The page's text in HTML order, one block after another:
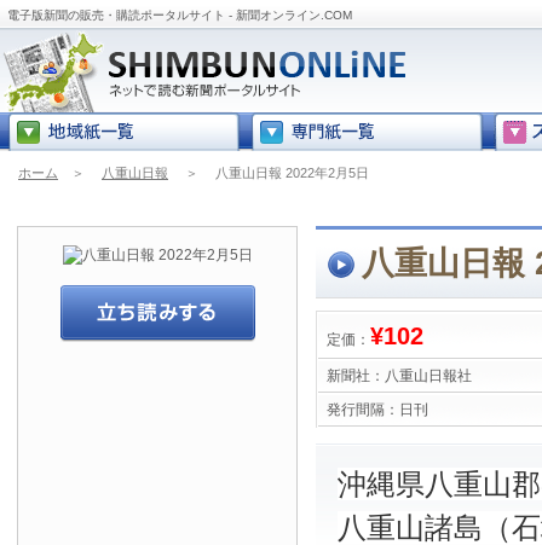
電子版新聞の販売・購読ポータルサイト - 新聞オンライン.COM
ホーム ＞ 八重山日報 ＞ 八重山日報 2022年2月5日
八重山日報
定価： ¥102
新聞社： 八重山日報社
発行間隔： 日刊
沖縄県八重山
八重山諸島（